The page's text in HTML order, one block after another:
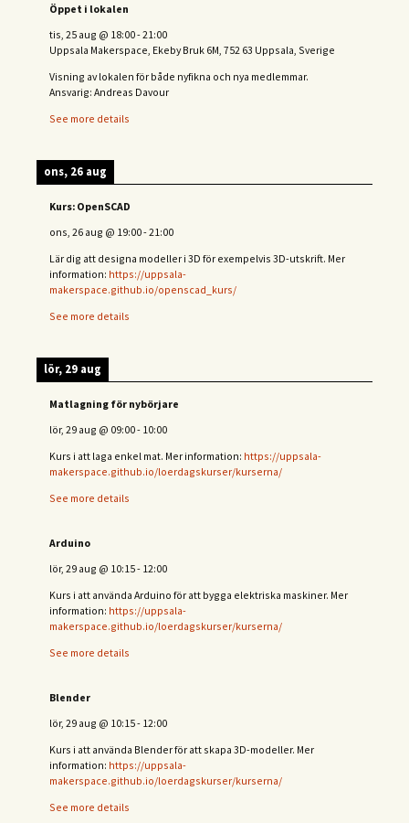
Öppet i lokalen
tis, 25 aug @ 18:00-21:00
Uppsala Makerspace, Ekeby Bruk 6M, 752 63 Uppsala, Sverige
Visning av lokalen för både nyfikna och nya medlemmar.
Ansvarig: Andreas Davour
See more details
ons, 26 aug
Kurs: OpenSCAD
ons, 26 aug @ 19:00-21:00
Lär dig att designa modeller i 3D för exempelvis 3D-utskrift. Mer
information: https://uppsala-
makerspace.github.io/openscad_kurs/
See more details
lör, 29 aug
Matlagning för nybörjare
lör, 29 aug @ 09:00- 10:00
Kurs i att laga enkel mat. Mer information: https://uppsala-
makerspace.github.io/loerdagskurser/kurserna/
See more details
Arduino
lör, 29 aug @ 10:15- 12:00
Kurs i att använda Arduino för att bygga elektriska maskiner. Mer
information: https://uppsala-
makerspace.github.io/loerdagskurser/kurserna/
See more details
Blender
lör, 29 aug @ 10:15- 12:00
Kurs i att använda Blender för att skapa 3D-modeller. Mer
information: https://uppsala-
makerspace.github.io/loerdagskurser/kurserna/
See more details